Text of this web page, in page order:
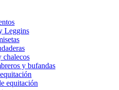
Leggins
chalecos
y bufandas
equitación